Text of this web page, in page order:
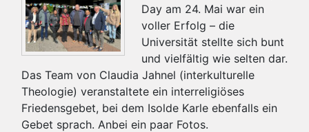
Day am 24. Mai war ein
voller Erfolg – die
Universität stellte sich bunt
und vielfältig wie selten dar.
Das Team von Claudia Jahnel (interkulturelle
Theologie) veranstaltete ein interreligiöses
Friedensgebet, bei dem Isolde Karle ebenfalls ein
Gebet sprach. Anbei ein paar Fotos.